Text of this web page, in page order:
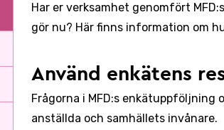
Har er verksamhet genomfört
gör nu? Här finns information om
Använd enkätens
Frågorna i MFD:s
anställda och samhällets invånare.